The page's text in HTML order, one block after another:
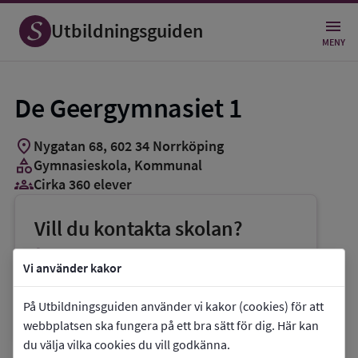
Vi använder kakor
På Utbildningsguiden använder vi kakor (cookies) för att
webbplatsen ska fungera på ett bra sätt för dig. Här kan
du välja vilka cookies du vill godkänna.
Utbildningsguiden MENY
De Geergymnasiet 1
location_on Nygatan 68, 602 34 Norrköping
categoryGymnasieskola, Kommunal
groups_3Cirka 360 elever
Vill du kontakta skolan?
phoneTelefon:011-153800
mailE-post:degeergymnasiet@norrkoping.se
linkWebbplats:De Geergymnasiet 1